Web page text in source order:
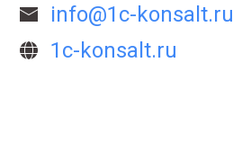
info@1c-konsalt.ru
1c-konsalt.ru